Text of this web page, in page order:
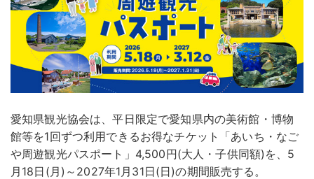
愛知県観光協会は、平日限定で愛知県内の美術館・博物
館等を1回ずつ利用できるお得なチケット「あいち・なご
や周遊観光パスポート」4,500円(大人・子供同額)を、5
月18日(月)～2027年1月31日(日)の期間販売する。